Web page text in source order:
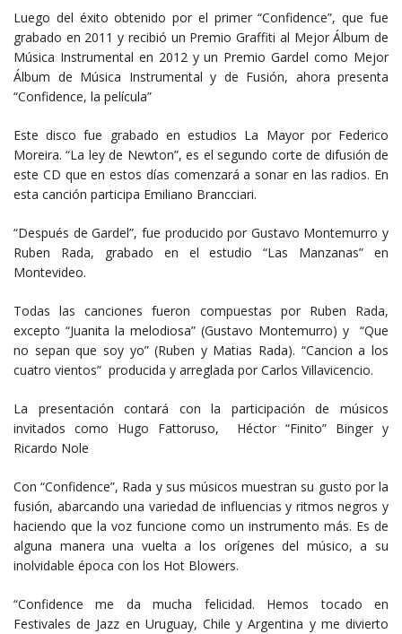
Luego del éxito obtenido por el primer “Confidence”, que fue
grabado en 2011 y recibió un Premio Graffiti al Mejor Álbum de
Música Instrumental en 2012 y un Premio Gardel como Mejor
Álbum de Música Instrumental y de Fusión, ahora presenta
“Confidence, la película”
Este disco fue grabado en estudios La Mayor por Federico
Moreira. “La ley de Newton”, es el segundo corte de difusión de
este CD que en estos días comenzará a sonar en las radios. En
esta canción participa Emiliano Brancciari.
“Después de Gardel”, fue producido por Gustavo Montemurro y
Ruben Rada, grabado en el estudio “Las Manzanas” en
Montevideo.
Todas las canciones fueron compuestas por Ruben Rada,
excepto “Juanita la melodiosa” (Gustavo Montemurro) y “Que
no sepan que soy yo” (Ruben y Matias Rada). “Cancion a los
cuatro vientos” producida y arreglada por Carlos Villavicencio.
La presentación contará con la participación de músicos
invitados como Hugo Fattoruso, Héctor “Finito” Binger y
Ricardo Nole
Con “Confidence”, Rada y sus músicos muestran su gusto por la
fusión, abarcando una variedad de influencias y ritmos negros y
haciendo que la voz funcione como un instrumento más. Es de
alguna manera una vuelta a los orígenes del músico, a su
inolvidable época con los Hot Blowers.
“Confidence me da mucha felicidad. Hemos tocado en
Festivales de Jazz en Uruguay, Chile y Argentina y me divierto